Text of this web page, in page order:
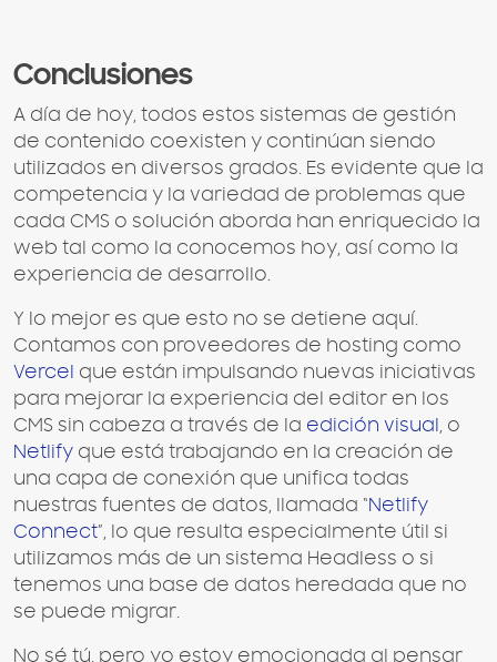
Conclusiones
A día de hoy, todos estos sistemas de gestión
de contenido coexisten y continúan siendo
utilizados en diversos grados. Es evidente que la
competencia y la variedad de problemas que
cada CMS o solución aborda han enriquecido la
web tal como la conocemos hoy, así como la
experiencia de desarrollo.
Y lo mejor es que esto no se detiene aquí.
Contamos con proveedores de hosting como
Vercel
que están impulsando nuevas iniciativas
para mejorar la experiencia del editor en los
CMS sin cabeza a través de la edición visual , o
Netlify que está trabajando en la creación de
una capa de conexión que unifica todas
nuestras fuentes de datos, llamada “Netlify
Connect”, lo que resulta especialmente útil si
utilizamos más de un sistema Headless o si
tenemos una base de datos heredada que no
se puede migrar.
No sé tú, pero yo estoy emocionada al pensar